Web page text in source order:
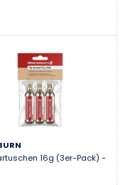
16g (3er-Pack) -